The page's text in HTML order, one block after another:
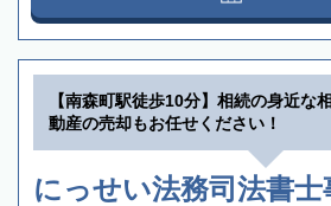
【南森町駅徒歩10分】相続の身近な
動産の売却もお任せください！
にっせい法務司法書士